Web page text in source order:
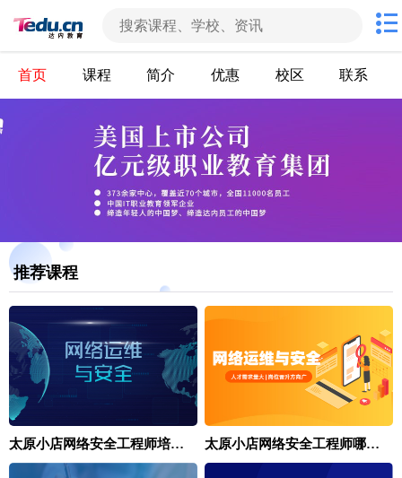
首页 课程 简介 优惠 校区 联系
推荐课程
太原小店网络安全工程师培训哪家收费低 太原小店网络安全工程师哪里培训好